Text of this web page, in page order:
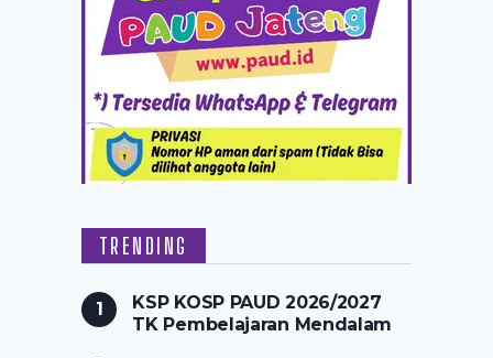
TRENDING
KSP KOSP PAUD 2026/2027
TK Pembelajaran Mendalam